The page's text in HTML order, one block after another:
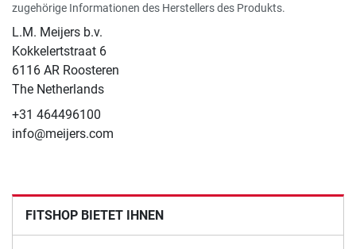
zugehörige Informationen des Herstellers des Produkts.
L.M. Meijers b.v.
Kokkelertstraat 6
6116 AR Roosteren
The Netherlands
+31 464496100
info@meijers.com
FITSHOP BIETET IHNEN